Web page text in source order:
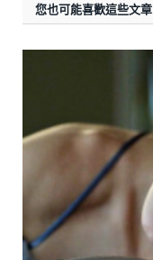
您也可能喜歡這些文章